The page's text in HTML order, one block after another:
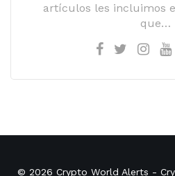
artículos les incluimos
que…
© 2026 Crypto World Alerts -